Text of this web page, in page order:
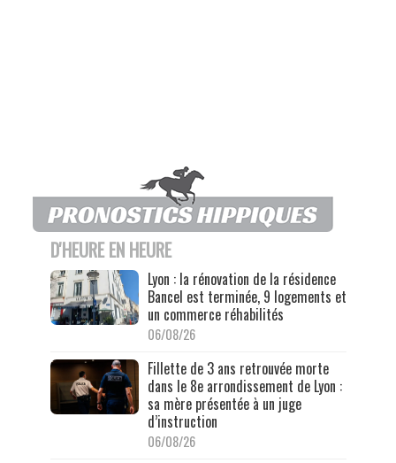
D'HEURE EN HEURE
Lyon : la rénovation de la résidence
Bancel est terminée, 9 logements et
un commerce réhabilités
06/08/26
Fillette de 3 ans retrouvée morte
dans le 8e arrondissement de Lyon :
sa mère présentée à un juge
d’instruction
06/08/26